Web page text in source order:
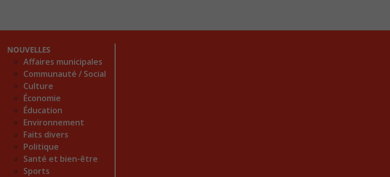
NOUVELLES
Affaires municipales
Communauté / Social
Culture
Économie
Éducation
Environnement
Faits divers
Politique
Santé et bien-être
Sports